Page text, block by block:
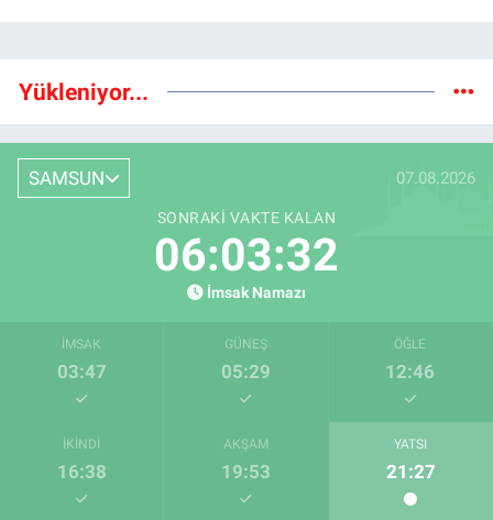
Yükleniyor...
SAMSUN 07.08.2026
SONRAKI VAKTE KALAN
06:03:32
İmsak Namazı
İMSAK
03:47
GÜNEŞ
05:29
ÖĞLE
12:46
İKINDI
16:38
AKŞAM
19:53
YATSI
21:27